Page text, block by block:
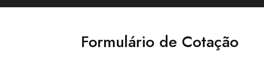
Formulário de Cotação